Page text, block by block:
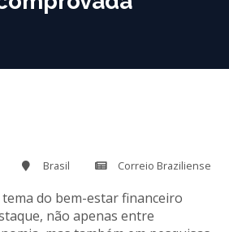
Brasil Correio Braziliense
do bem-estar financeiro
não apenas entre